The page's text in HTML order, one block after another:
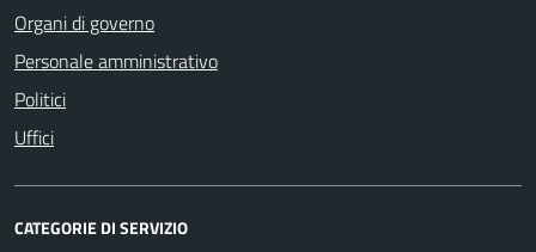
Organi di governo
Personale amministrativo
Politici
Uffici
CATEGORIE DI SERVIZIO